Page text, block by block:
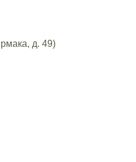
д. 49)